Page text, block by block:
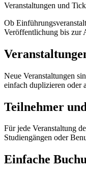
Veranstaltungen und
Ob
Veröffentlichung bis zur
Neue Veranstaltungen
einfach duplizieren oder
Teilnehmer
Für jede Veranstaltung
Studiengängen oder
Einfache